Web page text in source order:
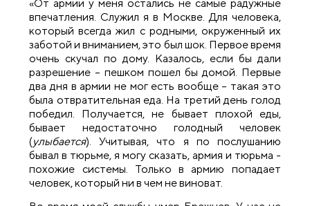
«От армии у меня остались не самые радужные
впечатления. Служил я в Москве. Для человека,
который всегда жил с родными, окруженный их
заботой и вниманием, это был шок. Первое время
очень скучал по дому. Казалось, если бы дали
разрешение – пешком пошел бы домой. Первые
два дня в армии не мог есть вообще – такая это
была отвратительная еда. На третий день голод
победил. Получается, не бывает плохой еды,
бывает недостаточно голодный человек
(улыбается). Учитывая, что я по послушанию
бывал в тюрьме, я могу сказать, армия и тюрьма -
похожие системы. Только в армию попадает
человек, который ни в чем не виноват.